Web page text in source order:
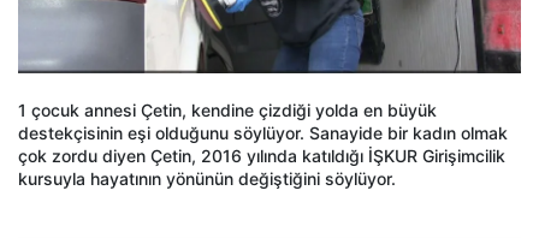
1 çocuk annesi Çetin, kendine çizdiği yolda en büyük
destekçisinin eşi olduğunu söylüyor. Sanayide bir kadın olmak
çok zordu diyen Çetin, 2016 yılında katıldığı İŞKUR Girişimcilik
kursuyla hayatının yönünün değiştiğini söylüyor.